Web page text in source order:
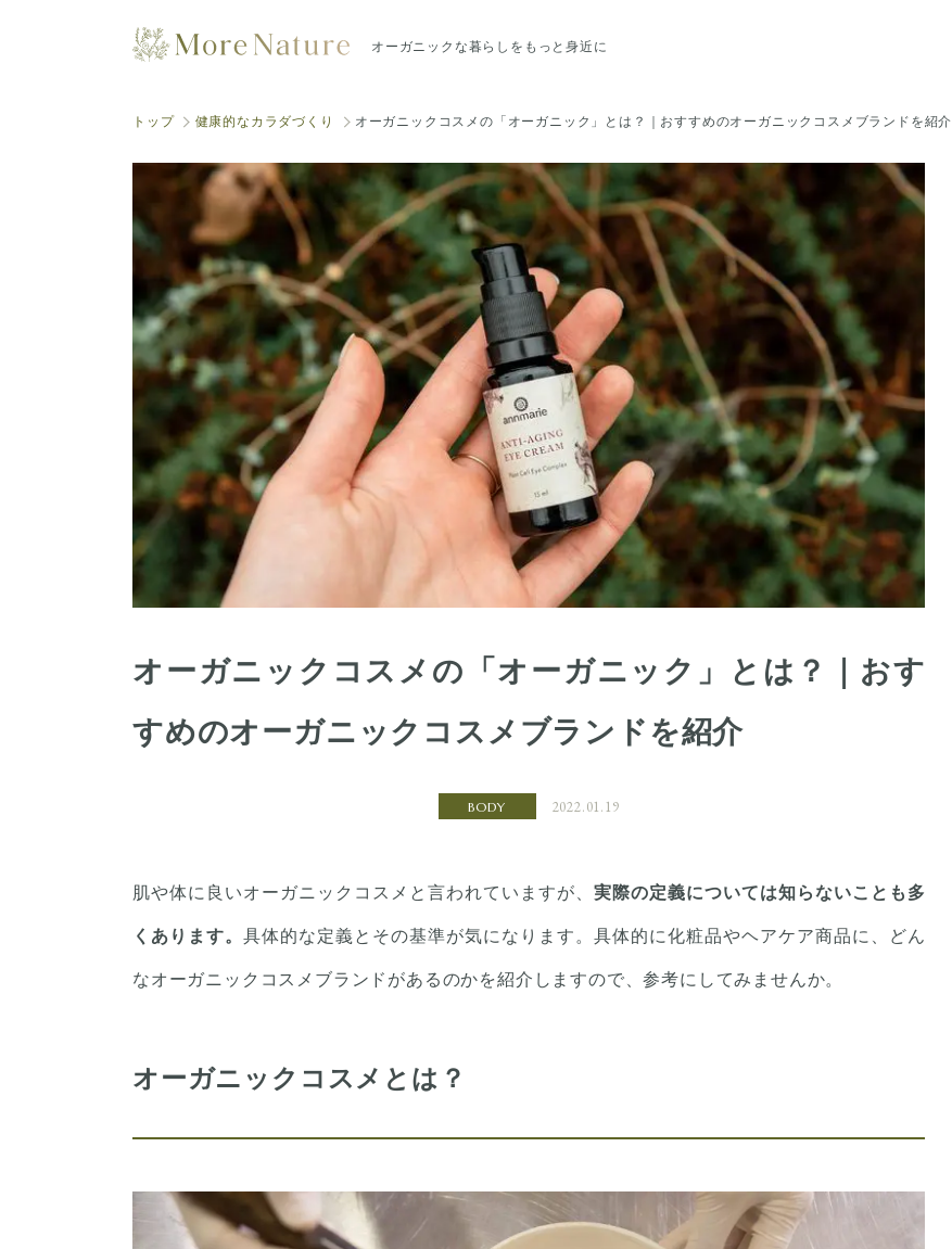
オーガニックな暮らしをもっと身近に
トップ 健康的なカラダづくり オーガニックコスメの「オーガニック」とは？｜おすすめのオーガニックコスメブランドを紹介
オーガニックコスメの「オーガニック」とは？｜おす
すめのオーガニックコスメブランドを紹介
BODY 2022.01.19
肌や体に良いオーガニックコスメと言われていますが、 実際の定義については知らないことも多
くあります。 具体的な定義とその基準が気になります。具体的に化粧品やヘアケア商品に、どん
なオーガニックコスメブランドがあるのかを紹介しますので、参考にしてみませんか。
オーガニックコスメとは？